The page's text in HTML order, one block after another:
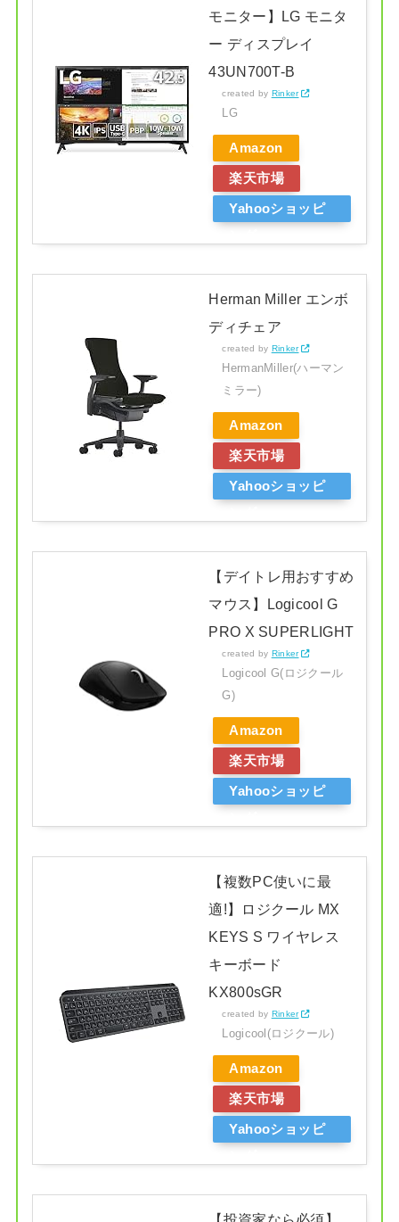
モニター】LG モニタ
ー ディスプレイ
43UN700T-B
created by Rinker
LG
Amazon
楽天市場
Yahooショッピ
Herman Miller エンボ
ディチェア
created by Rinker
HermanMiller(ハーマン
ミラー)
Amazon
楽天市場
Yahooショッピ
【デイトレ用おすすめ
マウス】Logicool G
PRO X SUPERLIGHT
created by Rinker
Logicool G(ロジクール
G)
Amazon
楽天市場
Yahooショッピ
【複数PC使いに最
適!】ロジクール MX
KEYS S ワイヤレス
キーボード
KX800sGR
created by Rinker
Logicool(ロジクール)
Amazon
楽天市場
Yahooショッピ